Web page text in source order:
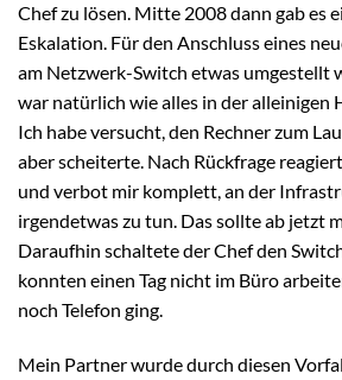
Chef zu lösen. Mitte 2008 dann gab es
Eskalation. Für den Anschluss eines
am Netzwerk-Switch etwas umgestellt
war natürlich wie alles in der alleinigen
Ich habe versucht, den Rechner zum
aber scheiterte. Nach Rückfrage
und verbot mir komplett, an der
irgendetwas zu tun. Das sollte ab jetzt
Daraufhin schaltete der Chef den
konnten einen Tag nicht im Büro
noch Telefon ging.
Mein Partner wurde durch diesen